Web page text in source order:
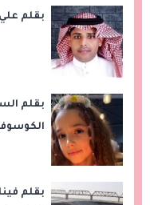
بقلم
بقلم
بقلم